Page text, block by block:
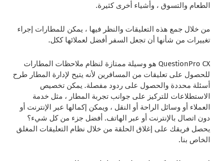
الطعام والتسوق ، وأشياء أخرى كثيرة.
من خلال جمع هذه التعليقات والنظر فيها ، يمكن للمطارات إجراء
تغييرات من شأنها أن تجعل السفر أفضل لعملائها ككل.
QuestionPro CX هو وسيلة ممتازة لنظام ملاحظات المطارات
للحصول على تعليقات من المسافرين لأنه يتيح لإدارة المطار طرح
أسئلة محددة والحصول على ردود مفصلة. يمكن تخصيص
الاستطلاعات للتركيز على جوانب تجربة المطار ، مثل خدمة
العملاء أو وسائل الراحة أو النقل ، ويمكن إكمالها عبر الإنترنت أو
دون اتصال بالإنترنت أو عبر الهاتف. أفضل جزء من كل شيء؟
يحصل فريقك على إغلاق الحلقة من خلال نظام التعليقات المغلق
الخاص بنا.